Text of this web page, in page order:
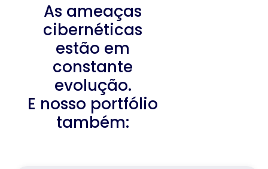
As ameaças
cibernéticas
estão em
constante
evolução.
E nosso portfólio
também: